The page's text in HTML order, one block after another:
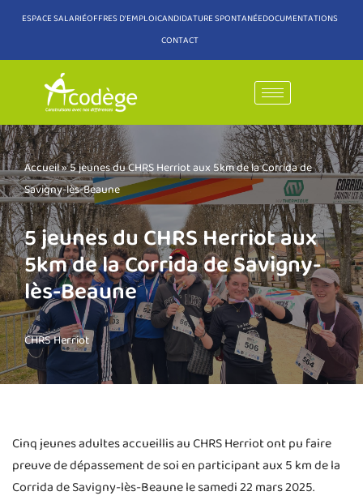
au
contenu
ESPACE SALARIÉOFFRES D'EMPLOICANDIDATURE SPONTANÉEDOCUMENTATIONS
CONTACT
Accueil»5 jeunes du CHRS Herriot aux 5km de la Corrida de
Savigny-lès-Beaune
5 jeunes du CHRS Herriot aux
5km de la Corrida de Savigny-
lès-Beaune
CHRS Herriot
Cinq jeunes adultes accueillis au CHRS Herriot ont pu faire
preuve de dépassement de soi en participant aux 5 km de la
Corrida de Savigny-lès-Beaune le samedi 22 mars 2025.